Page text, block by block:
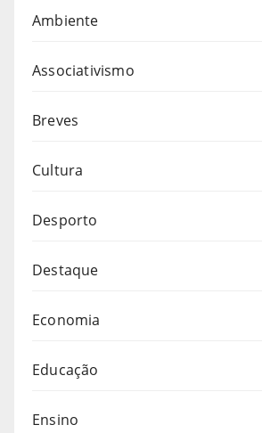
Ambiente
Associativismo
Breves
Cultura
Desporto
Destaque
Economia
Educação
Ensino